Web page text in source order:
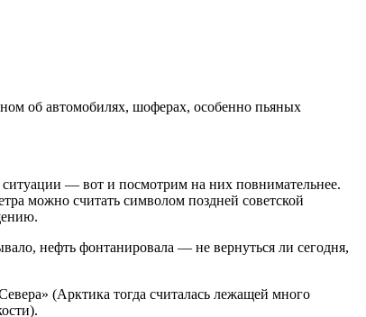
об автомобилях, шоферах, особенно пьяных
ситуации — вот и посмотрим на них повнимательнее.
можно считать символом поздней советской
нефть фонтанировала — не вернуться ли сегодня,
(Арктика тогда считалась лежащей много